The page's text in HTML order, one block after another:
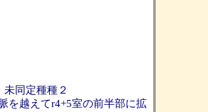
同定種種２
を越えてr4+5室の前半部に拡